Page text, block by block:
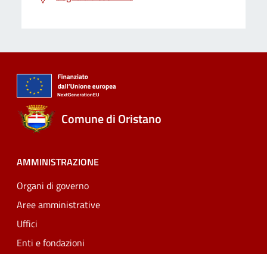
Comune di Oristano
AMMINISTRAZIONE
Organi di governo
Aree amministrative
Uffici
Enti e fondazioni